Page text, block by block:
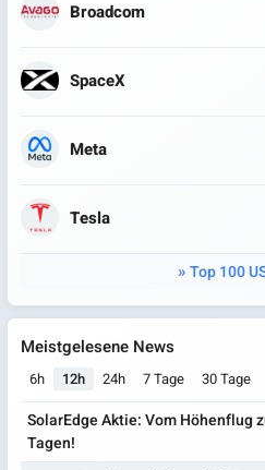
Broadcom
SpaceX
Meta
Tesla
Top 100
Meistgelesene News
6h 12h 24h 7 Tage 30 Tage
SolarEdge Aktie: Vom Höhenflug
Tagen!